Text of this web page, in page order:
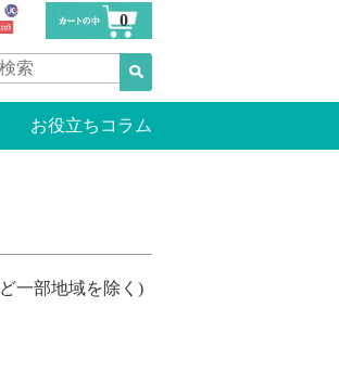
0
お役立ちコラム
一部地域を除く)